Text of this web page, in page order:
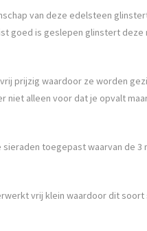
van deze edelsteen
goed is geslepen glinstert
prijzig waardoor ze worden
niet alleen voor dat je opvalt
sieraden toegepast waarvan de
vrij klein waardoor dit